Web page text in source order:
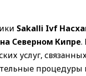
Sakalli Ivf
на Северном Кипре.
услуг,
процедуры